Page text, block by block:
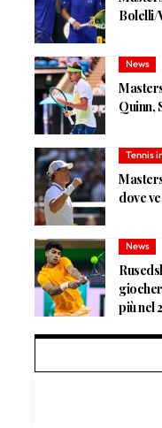
Bolelli/
News
Quinn,
Tennis
dove
News
più nel